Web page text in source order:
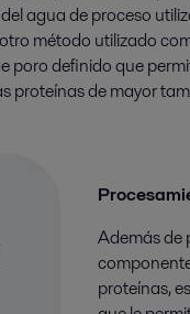
agua de proceso
método utilizado
definido que
proteínas de mayor
Además de
proteínas,